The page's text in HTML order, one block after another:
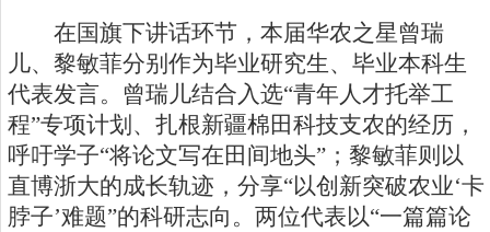
在国旗下讲话环节，本届华农之星曾瑞
儿、黎敏菲分别作为毕业研究生、毕业本科生
代表发言。曾瑞儿结合入选“青年人才托举工
程”专项计划、扎根新疆棉田科技支农的经历，
呼吁学子“将论文写在田间地头”；黎敏菲则以
直博浙大的成长轨迹，分享“以创新突破农业‘卡
脖子’难题”的科研志向。两位代表以“一篇篇论